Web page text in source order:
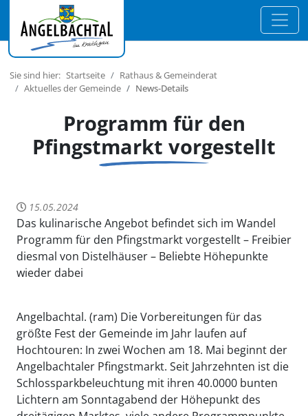
Sie sind hier: Startseite
Rathaus & Gemeinderat
Aktuelles der Gemeinde
News-Details
Programm für den
Pfingstmarkt vorgestellt
15.05.2024
Das kulinarische Angebot befindet sich im Wandel
Programm für den Pfingstmarkt vorgestellt – Freibier
diesmal von Distelhäuser – Beliebte Höhepunkte
wieder dabei
Angelbachtal. (ram) Die Vorbereitungen für das
größte Fest der Gemeinde im Jahr laufen auf
Hochtouren: In zwei Wochen am 18. Mai beginnt der
Angelbachtaler Pfingstmarkt. Seit Jahrzehnten ist die
Schlossparkbeleuchtung mit ihren 40.0000 bunten
Lichtern am Sonntagabend der Höhepunkt des